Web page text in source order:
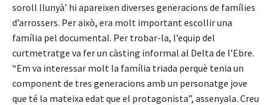
soroll llunyà’ hi apareixen diverses generacions de famílies
d’arrossers. Per això, era molt important escollir una
família pel documental. Per trobar-la, l’equip del
curtmetratge va fer un càsting informal al Delta de l’Ebre.
“Em va interessar molt la família triada perquè tenia un
component de tres generacions amb un personatge jove
que té la mateixa edat que el protagonista”, assenyala. Creu